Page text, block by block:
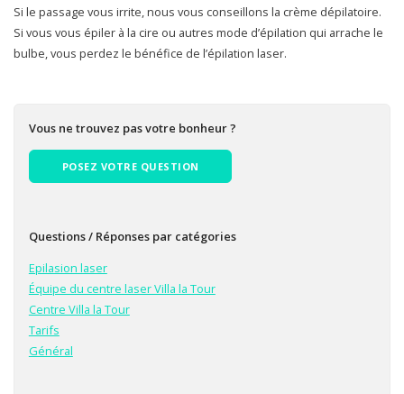
Si le passage vous irrite, nous vous conseillons la crème dépilatoire.
Si vous vous épiler à la cire ou autres mode d’épilation qui arrache le
bulbe, vous perdez le bénéfice de l’épilation laser.
Vous ne trouvez pas votre bonheur ?
POSEZ VOTRE QUESTION
Questions / Réponses par catégories
Epilasion laser
Équipe du centre laser Villa la Tour
Centre Villa la Tour
Tarifs
Général